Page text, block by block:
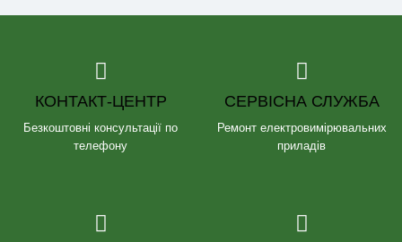
КОНТАКТ-ЦЕНТР
Безкоштовні консультації по
телефону
СЕРВІСНА СЛУЖБА
Ремонт електровимірювальних
приладів